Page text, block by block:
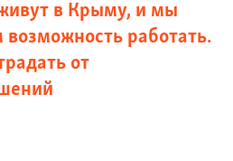
в Крыму, и мы
работать.
от